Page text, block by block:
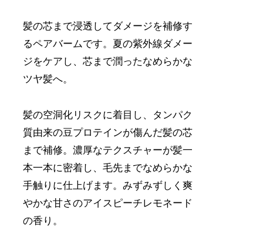
髪の芯まで浸透してダメージを補修す
るペアバームです。夏の紫外線ダメー
ジをケアし、芯まで潤ったなめらかな
ツヤ髪へ。
髪の空洞化リスクに着目し、タンパク
質由来の豆プロテインが傷んだ髪の芯
まで補修。濃厚なテクスチャーが髪一
本一本に密着し、毛先までなめらかな
手触りに仕上げます。みずみずしく爽
やかな甘さのアイスピーチレモネード
の香り。